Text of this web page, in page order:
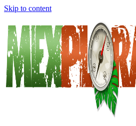
Skip to content